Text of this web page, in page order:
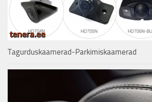
Tagurduskaamerad-Parkimiskaamerad